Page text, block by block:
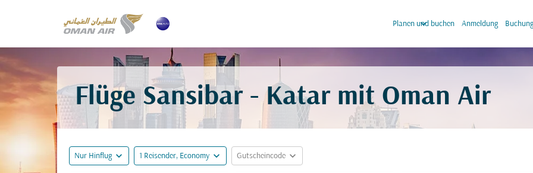
Planen und buchen
keyboard_arrow_down Anmeldung
Flüge Sansibar - Katar mit Oman Air
Nur Hinflug expand_more 1 Reisender, Economy expand_more Gutscheincode expand_more